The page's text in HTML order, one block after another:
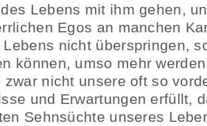
Lebens mit ihm gehen,
Egos an manchen
Lebens nicht überspringen,
können, umso mehr
zwar nicht unsere oft so
und Erwartungen erfüllt,
Sehnsüchte unseres